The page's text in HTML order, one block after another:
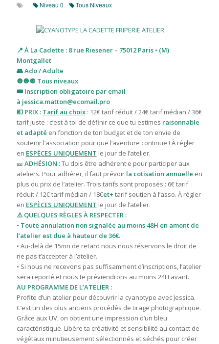
Niveau 0 Tous Niveaux
📍 À La Cadette : 8 rue Riesener – 75012 Paris • (M)
Montgallet
👥 Ado / Adulte
🔘🔘🔘 Tous niveaux
🎟 Inscription obligatoire par email
à jessica.matton@ecomail.pro
💶 PRIX : Tarif au choix: 12€ tarif réduit / 24€ tarif médian / 36€
tarif juste : c’est à toi de définir ce que tu estimes raisonnable
et adapté en fonction de ton budget et de ton envie de
soutenir l’association pour que l’aventure continue ! À régler
en ESPÈCES UNIQUEMENT le jour de l’atelier.
🎫 ADHÉSION :Tu dois être adhérent·e pour participer aux
ateliers. Pour adhérer, il faut prévoir la cotisation annuelle en
plus du prix de l’atelier. Trois tarifs sont proposés : 6€ tarif
réduit / 12€ tarif médian / 18€et+ tarifsoutien à l’asso. À régler
en ESPÈCES UNIQUEMENT le jour de l’atelier.
⚠️ QUELQUES RÈGLES À RESPECTER :
• Toute annulation non signalée au moins 48H en amont de
l’atelier est due à hauteur de 36€.
• Au-delà de 15mn de retard nous nous réservons le droit de
ne pas t’accepter à l’atelier.
• Si nous ne recevons pas suffisamment d’inscriptions, l’atelier
sera reporté et nous te préviendrons au moins 24H avant.
AU PROGRAMME DE L’ATELIER :
Profite d’un atelier pour découvrir la cyanotype avec Jessica.
C’est un des plus anciens procédés de tirage photographique.
Grâce aux UV, on obtient une impression d’un bleu
caractéristique. Libère ta créativité et sensibilité au contact de
végétaux minutieusement sélectionnés et séchés pour créer